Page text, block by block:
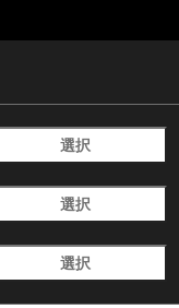
選択
選択
選択